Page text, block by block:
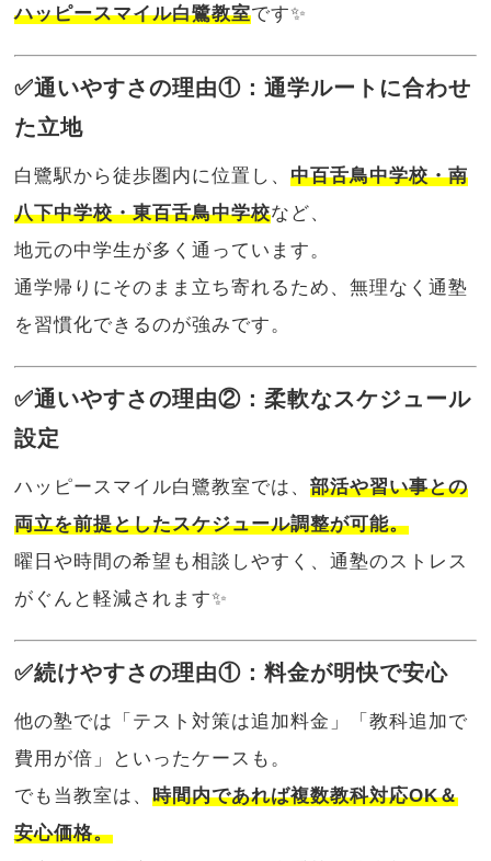
ハッピースマイル白鷺教室です✨
✅通いやすさの理由①：通学ルートに合わせ
た立地
白鷺駅から徒歩圏内に位置し、中百舌鳥中学校・南
八下中学校・東百舌鳥中学校など、
地元の中学生が多く通っています。
通学帰りにそのまま立ち寄れるため、無理なく通塾
を習慣化できるのが強みです。
✅通いやすさの理由②：柔軟なスケジュール
設定
ハッピースマイル白鷺教室では、部活や習い事との
両立を前提としたスケジュール調整が可能。
曜日や時間の希望も相談しやすく、通塾のストレス
がぐんと軽減されます✨
✅続けやすさの理由①：料金が明快で安心
他の塾では「テスト対策は追加料金」「教科追加で
費用が倍」といったケースも。
でも当教室は、時間内であれば複数教科対応OK＆
安心価格。